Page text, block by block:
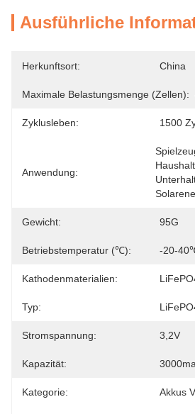
Ausführliche
Herkunftsort: China
Maximale Belastungsmenge (zellen):
Zyklusleben: 1500
Anwendung:
Gewicht: 95G
Betriebstemperatur (℃): -20-
Kathodenmaterialien:
Typ:
Stromspannung: 3,2V
Kapazität:
Kategorie: Akkus